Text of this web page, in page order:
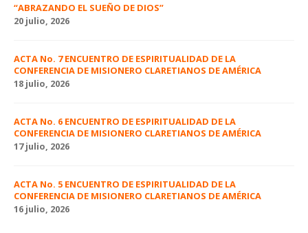
“ABRAZANDO EL SUEÑO DE DIOS”
20 julio, 2026
ACTA No. 7 ENCUENTRO DE ESPIRITUALIDAD DE LA
CONFERENCIA DE MISIONERO CLARETIANOS DE AMÉRICA
18 julio, 2026
ACTA No. 6 ENCUENTRO DE ESPIRITUALIDAD DE LA
CONFERENCIA DE MISIONERO CLARETIANOS DE AMÉRICA
17 julio, 2026
ACTA No. 5 ENCUENTRO DE ESPIRITUALIDAD DE LA
CONFERENCIA DE MISIONERO CLARETIANOS DE AMÉRICA
16 julio, 2026